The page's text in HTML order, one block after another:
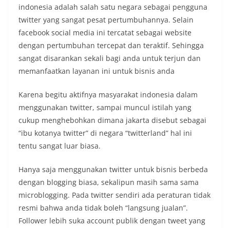
indonesia adalah salah satu negara sebagai pengguna
twitter yang sangat pesat pertumbuhannya. Selain
facebook social media ini tercatat sebagai website
dengan pertumbuhan tercepat dan teraktif. Sehingga
sangat disarankan sekali bagi anda untuk terjun dan
memanfaatkan layanan ini untuk bisnis anda
Karena begitu aktifnya masyarakat indonesia dalam
menggunakan twitter, sampai muncul istilah yang
cukup menghebohkan dimana jakarta disebut sebagai
“ibu kotanya twitter” di negara “twitterland” hal ini
tentu sangat luar biasa.
Hanya saja menggunakan twitter untuk bisnis berbeda
dengan blogging biasa, sekalipun masih sama sama
microblogging. Pada twitter sendiri ada peraturan tidak
resmi bahwa anda tidak boleh “langsung jualan”.
Follower lebih suka account publik dengan tweet yang